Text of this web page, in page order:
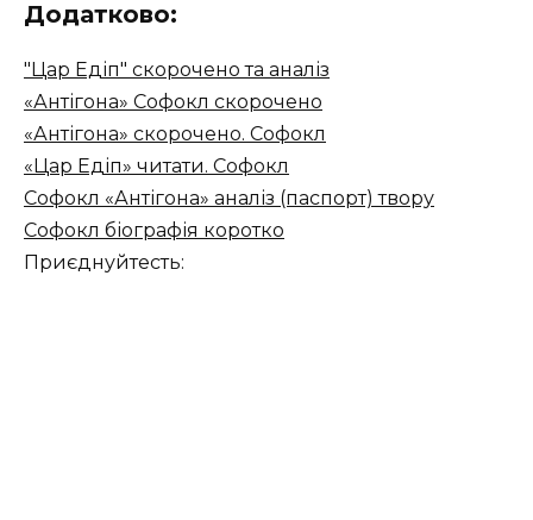
Додатково:
"Цар Едіп" скорочено та аналіз
«Антігона» Софокл скорочено
«Антігона» скорочено. Софокл
«Цар Едіп» читати. Софокл
Софокл «Антігона» аналіз (паспорт) твору
Софокл біографія коротко
Приєднуйтесть: